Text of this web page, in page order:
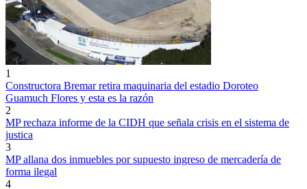
1
Constructora Bremar retira maquinaria del estadio Doroteo
Guamuch Flores y esta es la razón
2
MP rechaza informe de la CIDH que señala crisis en el sistema de
justica
3
MP allana dos inmuebles por supuesto ingreso de mercadería de
forma ilegal
4